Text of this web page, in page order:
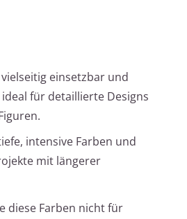
einsetzbar und
für detaillierte Designs
intensive Farben und
mit längerer
diese Farben nicht für